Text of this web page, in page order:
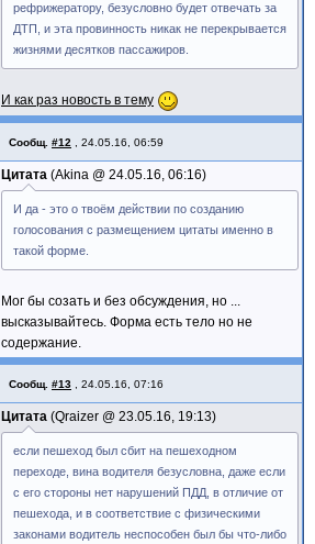
рефрижератору, безусловно будет отвечать за
ДТП, и эта провинность никак не перекрывается
жизнями десятков пассажиров.
И как раз новость в тему
Сообщ. #12 24.05.16, 06:59
Цитата Akina @ 24.05.16, 06:16
И да - это о твоём действии по созданию
голосования с размещением цитаты именно в
такой форме.
Мог бы созать и без обсуждения, но ...
высказывайтесь. Форма есть тело но не
содержание.
Сообщ. #13 24.05.16, 07:16
Цитата Qraizer @ 23.05.16, 19:13
если пешеход был сбит на пешеходном
переходе, вина водителя безусловна, даже если
с его стороны нет нарушений ПДД, в отличие от
пешехода, и в соответствие с физическими
законами водитель неспособен был бы что-либо